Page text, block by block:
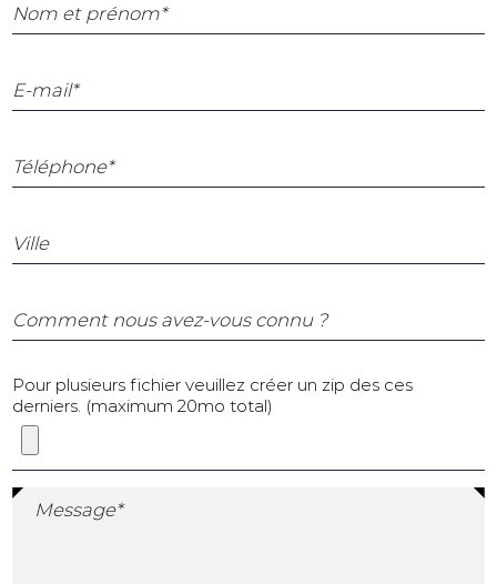
Nom et prénom*
E-mail*
Téléphone*
Ville
Comment nous avez-vous connu ?
Pour plusieurs fichier veuillez créer un zip des ces
derniers. (maximum 20mo total)
Message*